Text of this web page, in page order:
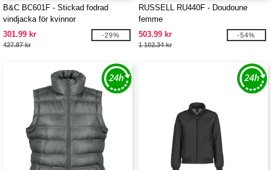
B&C BC601F - Stickad fodrad
vindjacka för kvinnor
301.99 kr
427.87 kr
-29%
RUSSELL RU440F - Doudoune
femme
503.99 kr
1 102.34 kr
-54%